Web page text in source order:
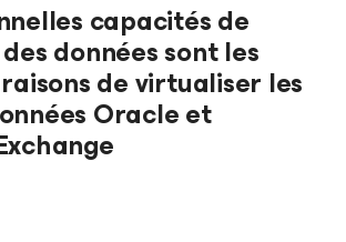
capacités de
données sont les
de virtualiser les
Oracle et